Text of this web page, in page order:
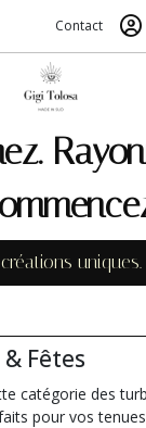
Contact
uniques.
Fêtes
catégorie des
pour vos